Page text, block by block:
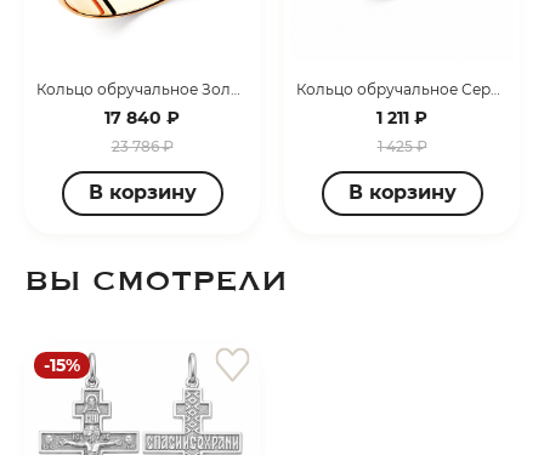
Кольцо обручальное Золото красное 1400008226
17 840 ₽
23 786 ₽
В корзину
Кольцо обручальное Серебро родированное 3407008051-10
1 211 ₽
1 425 ₽
В корзину
ВЫ СМОТРЕЛИ
-15%